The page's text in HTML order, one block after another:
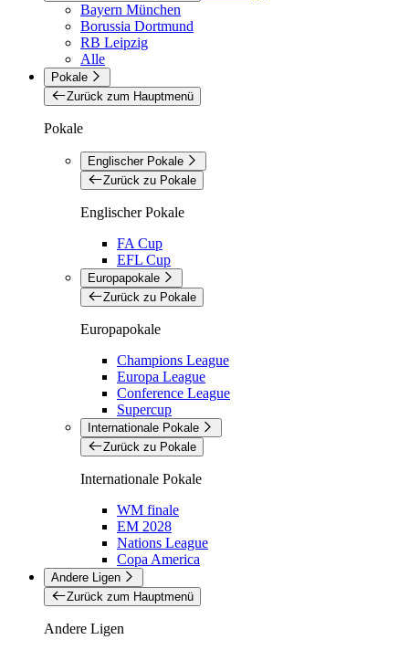
Bayern München
Borussia Dortmund
RB Leipzig
Alle
Pokale
Zurück zum Hauptmenü
Pokale
Englischer Pokale
Zurück zu Pokale
Englischer Pokale
FA Cup
EFL Cup
Europapokale
Zurück zu Pokale
Europapokale
Champions League
Europa League
Conference League
Supercup
Internationale Pokale
Zurück zu Pokale
Internationale Pokale
WM finale
EM 2028
Nations League
Copa America
Andere Ligen
Zurück zum Hauptmenü
Andere Ligen